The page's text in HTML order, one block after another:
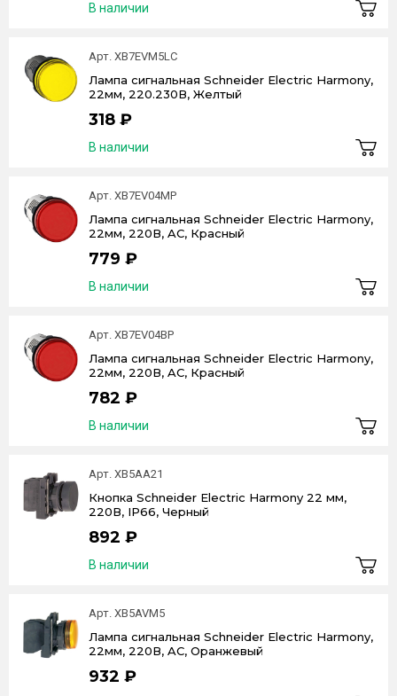
В наличии
Арт. XB7EVM5LC
Лампа сигнальная Schneider Electric Harmony,
22мм, 220.230В, Желтый
318 ₽
В наличии
Арт. XB7EV04MP
Лампа сигнальная Schneider Electric Harmony,
22мм, 220В, AC, Красный
779 ₽
В наличии
Арт. XB7EV04BP
Лампа сигнальная Schneider Electric Harmony,
22мм, 220В, AC, Красный
782 ₽
В наличии
Арт. XB5AA21
Кнопка Schneider Electric Harmony 22 мм,
220В, IP66, Черный
892 ₽
В наличии
Арт. XB5AVM5
Лампа сигнальная Schneider Electric Harmony,
22мм, 220В, AC, Оранжевый
932 ₽